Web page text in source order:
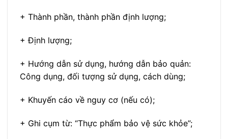
+ Thành phần, thành phần định lượng;
+ Định lượng;
+ Hướng dẫn sử dụng, hướng dẫn bảo quản:
Công dụng, đối tượng sử dụng, cách dùng;
+ Khuyến cáo về nguy cơ (nếu có);
+ Ghi cụm từ: “Thực phẩm bảo vệ sức khỏe”;